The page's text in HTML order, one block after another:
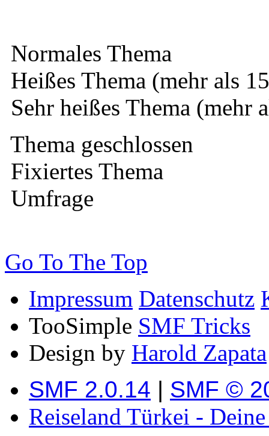
Normales Thema
Heißes Thema (mehr als
Sehr heißes Thema (mehr
Thema geschlossen
Fixiertes Thema
Umfrage
Go To The Top
Impressum Datenschutz
TooSimple SMF Tricks
Design by Harold Zapata
SMF 2.0.14 | SMF ©
Reiseland Türkei -